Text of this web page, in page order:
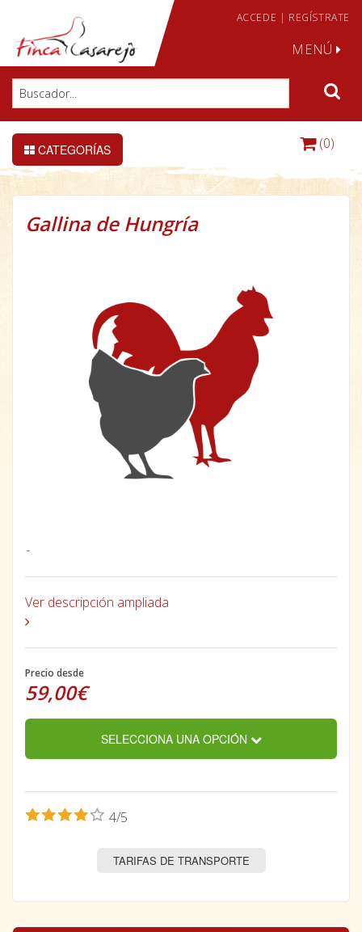
ACCEDE | REGÍSTRATE
MENÚ
CATEGORÍAS (0)
Gallina de Hungría
-
Ver descripción ampliada
Precio desde
59,00€
SELECCIONA UNA OPCIÓN
4/5
TARIFAS DE TRANSPORTE